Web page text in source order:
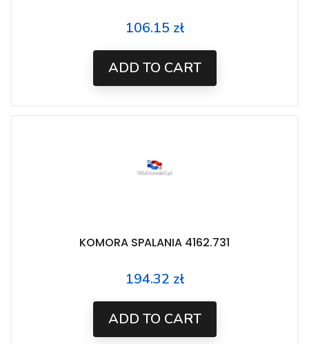
Price
106.15 zł
ADD TO CART
KOMORA SPALANIA 4162.731
Price
194.32 zł
ADD TO CART